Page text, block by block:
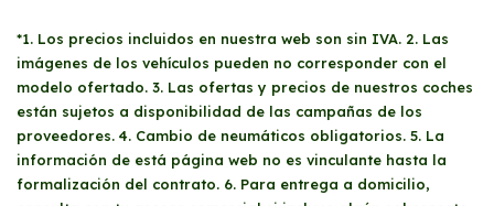
*1. Los precios incluidos en nuestra web son sin IVA. 2. Las
imágenes de los vehículos pueden no corresponder con el
modelo ofertado. 3. Las ofertas y precios de nuestros coches
están sujetos a disponibilidad de las campañas de los
proveedores. 4. Cambio de neumáticos obligatorios. 5. La
información de está página web no es vinculante hasta la
formalización del contrato. 6. Para entrega a domicilio,